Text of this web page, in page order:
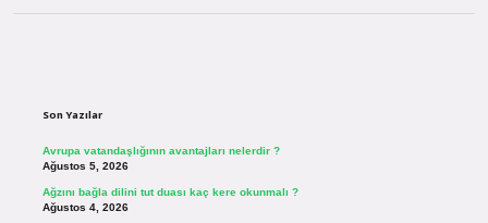
Son Yazılar
Avrupa vatandaşlığının avantajları nelerdir ?
Ağustos 5, 2026
Ağzını bağla dilini tut duası kaç kere okunmalı ?
Ağustos 4, 2026